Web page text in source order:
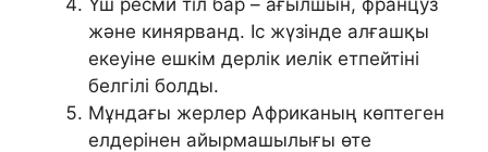
және кинярванд. Іс жүзінде алғашқы
екеуіне ешкім дерлік иелік етпейтіні
белгілі болды.
Мұндағы жерлер Африканың көптеген
елдерінен айырмашылығы өте